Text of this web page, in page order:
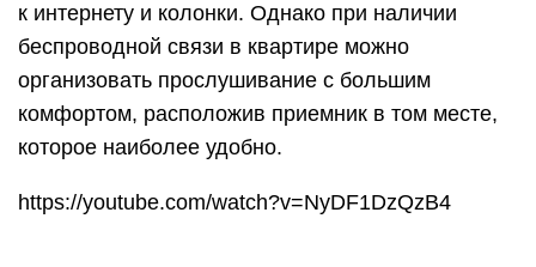
к интернету и колонки. Однако при наличии
беспроводной связи в квартире можно
организовать прослушивание с большим
комфортом, расположив приемник в том месте,
которое наиболее удобно.
https://youtube.com/watch?v=NyDF1DzQzB4